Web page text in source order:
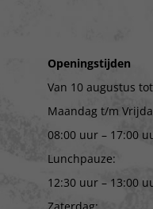
Openingstijden
Van 10 augustus
Maandag t/m
08:00 uur – 17:00
Lunchpauze:
12:30 uur – 13:00